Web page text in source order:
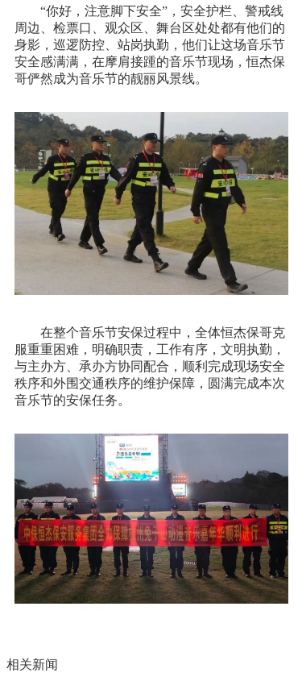
“你好，注意脚下安全”，安全护栏、警戒线
周边、检票口、观众区、舞台区处处都有他们的
身影，巡逻防控、站岗执勤，他们让这场音乐节
安全感满满，在摩肩接踵的音乐节现场，恒杰保
哥俨然成为音乐节的靓丽风景线。
在整个音乐节安保过程中，全体恒杰保哥克
服重重困难，明确职责，工作有序，文明执勤，
与主办方、承办方协同配合，顺利完成现场安全
秩序和外围交通秩序的维护保障，圆满完成本次
音乐节的安保任务。
相关新闻